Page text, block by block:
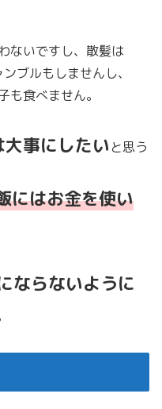
ないですし、散髪は
ブルもしませんし、
も食べません。
事にしたいと思う
にはお金を使い
ならないように